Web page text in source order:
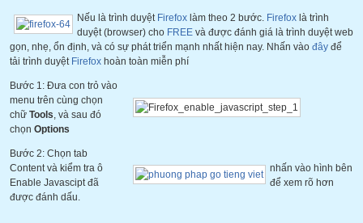
Nếu là trình duyệt Firefox làm theo 2 bước. Firefox là trình
duyệt (browser) cho FREE và được đánh giá là trình duyệt web
gọn, nhẹ, ổn định, và có sự phát triển mạnh nhất hiện nay. Nhấn vào đây để
tải trình duyệt Firefox hoàn toàn miễn phí
Bước 1: Đưa con trỏ vào
menu trên cùng chọn
chữ Tools, và sau đó
chọn Options
Bước 2: Chọn tab
Content và kiểm tra ô
Enable Javascipt đã
được đánh dấu.
nhấn vào hình bên
để xem rõ hơn